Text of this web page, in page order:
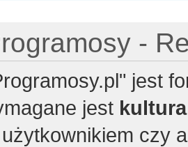
-
jest
jest
czy